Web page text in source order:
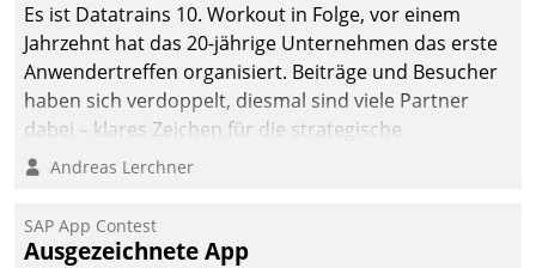
Es ist Datatrains 10. Workout in Folge, vor einem
Jahrzehnt hat das 20-jährige Unternehmen das erste
Anwendertreffen organisiert. Beiträge und Besucher
haben sich verdoppelt, diesmal sind viele Partner
dabei – klares Zeichen für die strategische
Fokussierung auf den Kunden.
Andreas Lerchner
SAP App Contest
Ausgezeichnete App